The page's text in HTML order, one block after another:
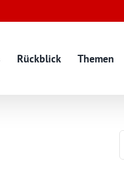
Rückblick Themen